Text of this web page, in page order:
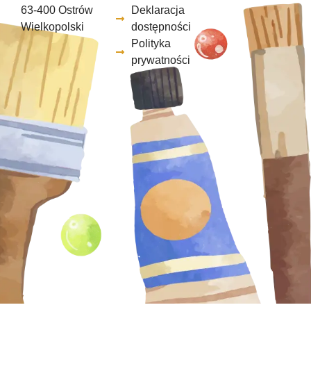
63-400 Ostrów
Wielkopolski
Deklaracja
dostępności
Polityka
prywatności